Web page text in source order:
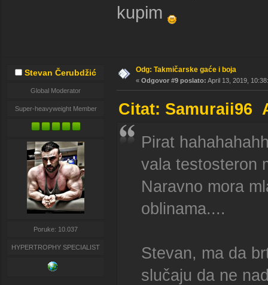
kupim
Stevan Čerubdžić
Global Moderator
Super-heavyweight Member
Poruke: 10.037
HYPERTROPHY SPECIALIST
Odg: Takmičarske gaće i boja
« Odgovor #9 poslato: April 13, 2019,
Citat: Samuraii96
Pirat
vala testosteron
Naravno mora
oblinama....
Stevan, ma da
slučaju da ne